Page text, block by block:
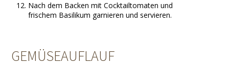
Nach dem Backen mit Cocktailtomaten und
frischem Basilikum garnieren und servieren.
GEMÜSEAUFLAUF